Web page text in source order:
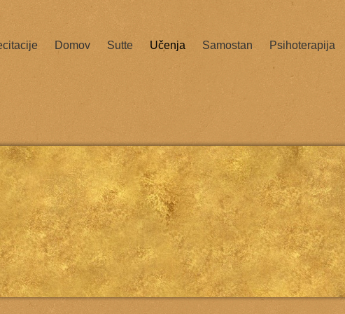
Domov Sutte Učenja Samostan Psihoterapija